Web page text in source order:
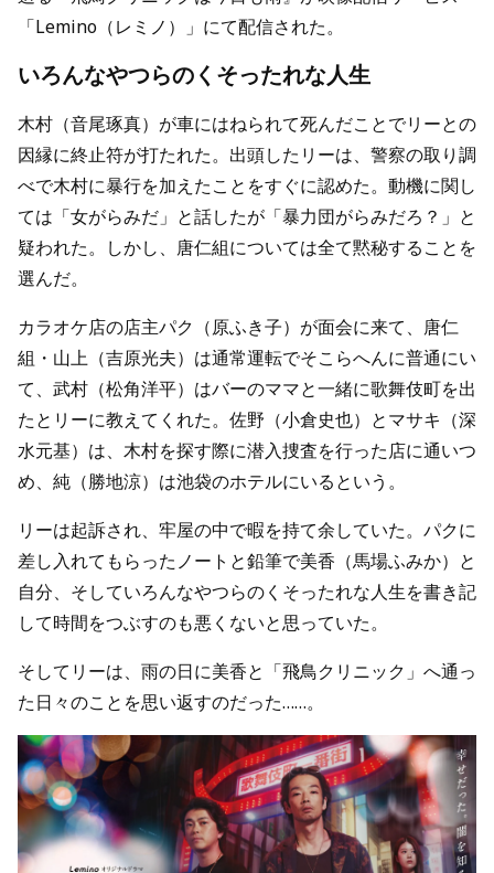
「Lemino（レミノ）」にて配信された。
いろんなやつらのくそったれな人生
木村（音尾琢真）が車にはねられて死んだことでリーとの
因縁に終止符が打たれた。出頭したリーは、警察の取り調
べで木村に暴行を加えたことをすぐに認めた。動機に関し
ては「女がらみだ」と話したが「暴力団がらみだろ？」と
疑われた。しかし、唐仁組については全て黙秘することを
選んだ。
カラオケ店の店主パク（原ふき子）が面会に来て、唐仁
組・山上（吉原光夫）は通常運転でそこらへんに普通にい
て、武村（松角洋平）はバーのママと一緒に歌舞伎町を出
たとリーに教えてくれた。佐野（小倉史也）とマサキ（深
水元基）は、木村を探す際に潜入捜査を行った店に通いつ
め、純（勝地涼）は池袋のホテルにいるという。
リーは起訴され、牢屋の中で暇を持て余していた。パクに
差し入れてもらったノートと鉛筆で美香（馬場ふみか）と
自分、そしていろんなやつらのくそったれな人生を書き記
して時間をつぶすのも悪くないと思っていた。
そしてリーは、雨の日に美香と「飛鳥クリニック」へ通っ
た日々のことを思い返すのだった……。